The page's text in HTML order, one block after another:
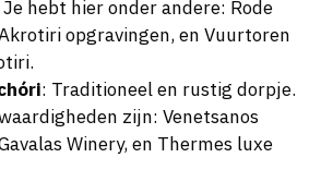
opgravingen, en Vuurtoren
zijn: Venetsanos
Winery, en Thermes luxe